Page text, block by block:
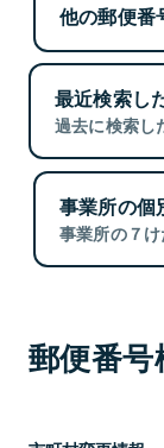
他の郵便番
最近検索し
過去に検索し
事業所の個
事業所の７け
郵便番